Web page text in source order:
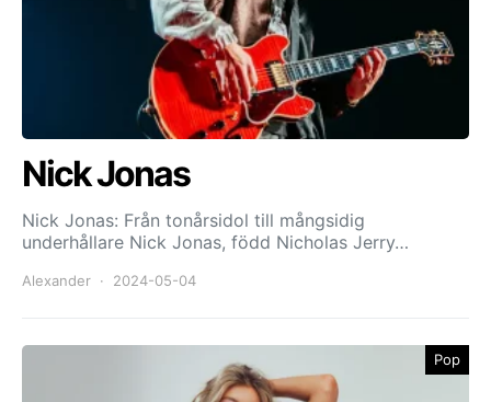
Nick Jonas
Nick Jonas: Från tonårsidol till mångsidig
underhållare Nick Jonas, född Nicholas Jerry…
Alexander 2024-05-04
Pop